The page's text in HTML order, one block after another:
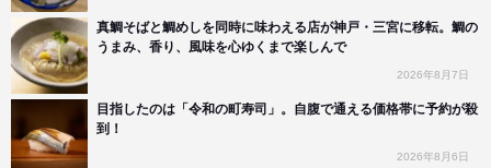
真鯛そばと鯛めしを同時に味わえる店が神戸・三宮に移転。鯛の
うまみ、香り、風味を心ゆくまで楽しんで
2026年8月7日
目指したのは「令和の町寿司」。自腹で通える価格帯に予約が殺
到！
2026年8月6日